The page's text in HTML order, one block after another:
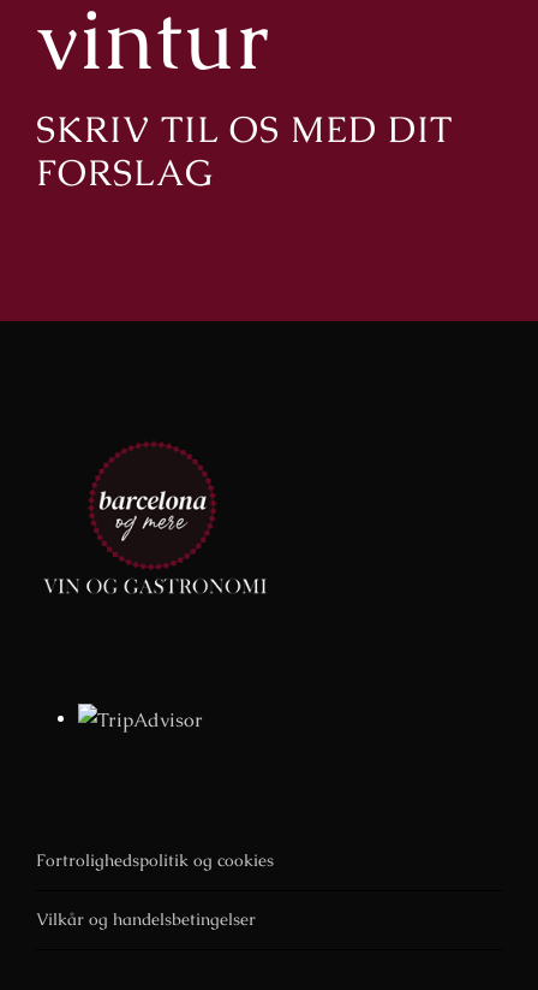
vintur
SKRIV TIL OS MED DIT
FORSLAG
Fortrolighedspolitik og cookies
Vilkår og handelsbetingelser